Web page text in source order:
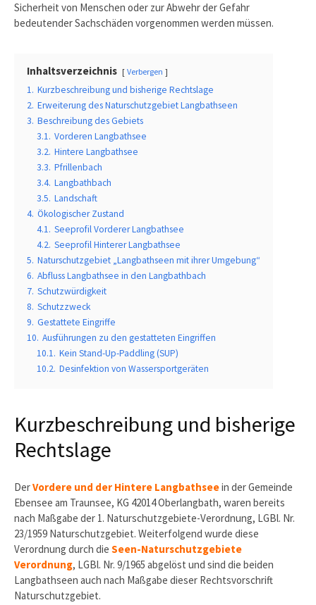
Sicherheit von Menschen oder zur Abwehr der Gefahr
bedeutender Sachschäden vorgenommen werden müssen.
Inhaltsverzeichnis Verbergen
1. Kurzbeschreibung und bisherige Rechtslage
2. Erweiterung des Naturschutzgebiet Langbathseen
3. Beschreibung des Gebiets
3.1. Vorderen Langbathsee
3.2. Hintere Langbathsee
3.3. Pfrillenbach
3.4. Langbathbach
3.5. Landschaft
4. Ökologischer Zustand
4.1. Seeprofil Vorderer Langbathsee
4.2. Seeprofil Hinterer Langbathsee
5. Naturschutzgebiet „Langbathseen mit ihrer Umgebung“
6. Abfluss Langbathsee in den Langbathbach
7. Schutzwürdigkeit
8. Schutzzweck
9. Gestattete Eingriffe
10. Ausführungen zu den gestatteten Eingriffen
10.1. Kein Stand-Up-Paddling (SUP)
10.2. Desinfektion von Wassersportgeräten
Kurzbeschreibung und bisherige
Rechtslage
DerVordere und der Hintere Langbathseein der Gemeinde
Ebensee am Traunsee, KG 42014 Oberlangbath, waren bereits
nach Maßgabe der 1. Naturschutzgebiete-Verordnung, LGBl. Nr.
23/1959 Naturschutzgebiet. Weiterfolgend wurde diese
Verordnung durch die Seen-Naturschutzgebiete
Verordnung, LGBl. Nr. 9/1965 abgelöst und sind die beiden
Langbathseen auch nach Maßgabe dieser Rechtsvorschrift
Naturschutzgebiet.